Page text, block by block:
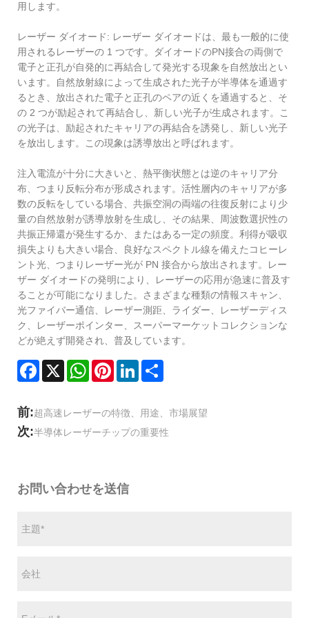
用します。
レーザー ダイオード: レーザー ダイオードは、最も一般的に使
用されるレーザーの 1 つです。ダイオードのPN接合の両側で
電子と正孔が自発的に再結合して発光する現象を自然放出とい
います。自然放射線によって生成された光子が半導体を通過す
るとき、放出された電子と正孔のペアの近くを通過すると、そ
の 2 つが励起されて再結合し、新しい光子が生成されます。こ
の光子は、励起されたキャリアの再結合を誘発し、新しい光子
を放出します。この現象は誘導放出と呼ばれます。
注入電流が十分に大きいと、熱平衡状態とは逆のキャリア分
布、つまり反転分布が形成されます。活性層内のキャリアが多
数の反転をしている場合、共振空洞の両端の往復反射により少
量の自然放射が誘導放射を生成し、その結果、周波数選択性の
共振正帰還が発生するか、またはある一定の頻度。利得が吸収
損失よりも大きい場合、良好なスペクトル線を備えたコヒーレ
ント光、つまりレーザー光が PN 接合から放出されます。レー
ザー ダイオードの発明により、レーザーの応用が急速に普及す
ることが可能になりました。さまざまな種類の情報スキャン、
光ファイバー通信、レーザー測距、ライダー、レーザーディス
ク、レーザーポインター、スーパーマーケットコレクションな
どが絶えず開発され、普及しています。
Facebook
X WhatsAppPinterestLinkedIn
前:超高速レーザーの特徴、用途、市場展望
次:半導体レーザーチップの重要性
お問い合わせを送信